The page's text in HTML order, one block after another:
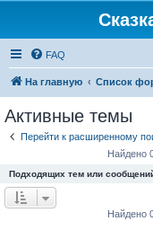
FAQ
На главную Список
Активные темы
Перейти к расширенному
Найдено
Подходящих тем или
Найдено